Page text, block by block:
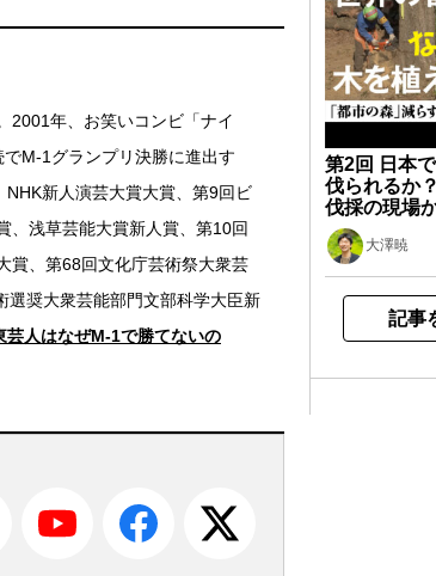
2001年、お笑いコンビ「ナイ
M-1グランプリ決勝に進出す
新人演芸大賞大賞、第9回ビ
、浅草芸能大賞新人賞、第10回
賞、第68回文化庁芸術祭大衆芸
選奨大衆芸能部門文部科学大臣新
人はなぜM-1で勝てないの
第2回 日本
伐られるか
伐採の現場
大澤暁
記事